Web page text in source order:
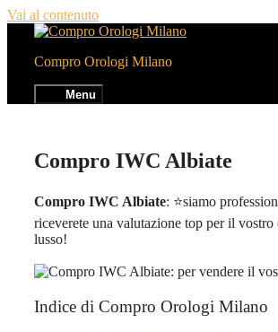
Vai al contenuto
Compro Orologi Milano
Menu
Compro IWC Albiate
Compro IWC Albiate: ⭐siamo
riceverete una valutazione top per il
lusso!
Indice di Compro Orologi Milano